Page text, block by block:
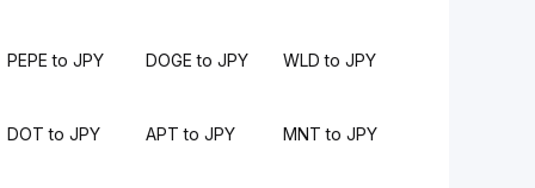
PEPE to JPY DOGE to JPY WLD to JPY
DOT to JPY APT to JPY MNT to JPY